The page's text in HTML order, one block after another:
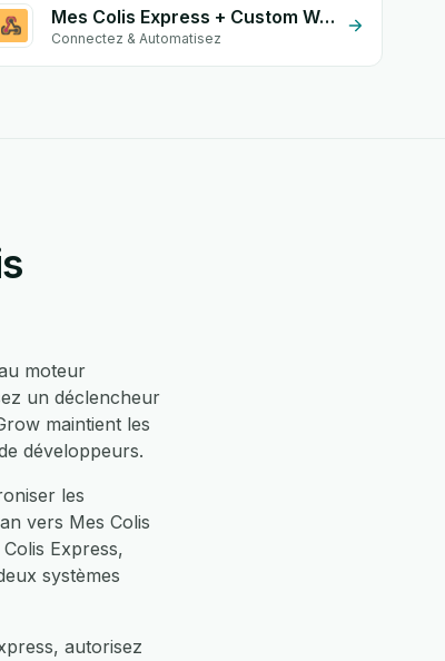
Mes Colis Express + Custom Webhook
Connectez & Automatisez
moteur
un déclencheur
maintient les
développeurs.
les
vers Mes Colis
Express,
systèmes
autorisez